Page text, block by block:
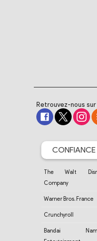
Retrouvez-nous sur
CONFIANCE
The Walt
Company
Warner Bros. France
Crunchyroll
Bandai